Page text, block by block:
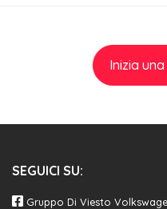
Inizia
SEGUICI SU:
Gruppo Di Viesto